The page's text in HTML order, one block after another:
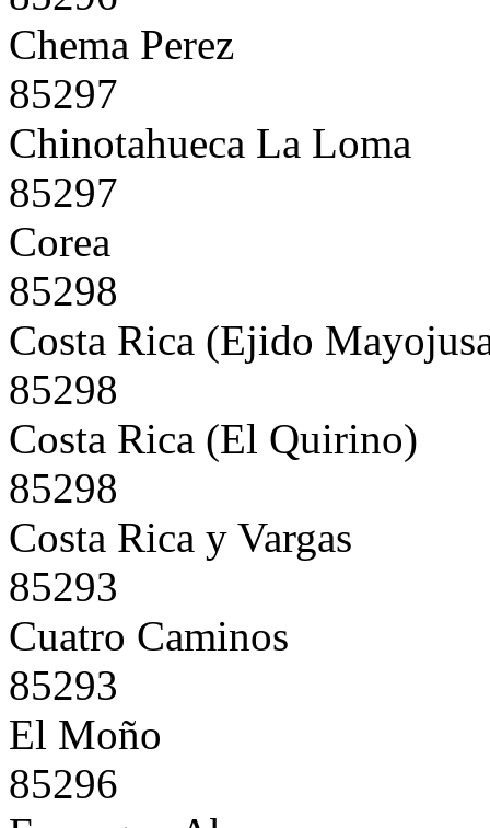
Chema Perez
85297
Chinotahueca La Loma
85297
Corea
85298
Costa Rica (Ejido
85298
Costa Rica (El Quirino)
85298
Costa Rica y Vargas
85293
Cuatro Caminos
85293
El Moño
85296